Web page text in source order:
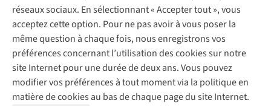
réseaux sociaux. En sélectionnant « Accepter tout », vous
acceptez cette option. Pour ne pas avoir à vous poser la
même question à chaque fois, nous enregistrons vos
préférences concernant l’utilisation des cookies sur notre
site Internet pour une durée de deux ans. Vous pouvez
modifier vos préférences à tout moment via la politique en
matière de cookies au bas de chaque page du site Internet.
Pour les entreprises
Suivez-nous
Mentions légales
Politique de confidentialité